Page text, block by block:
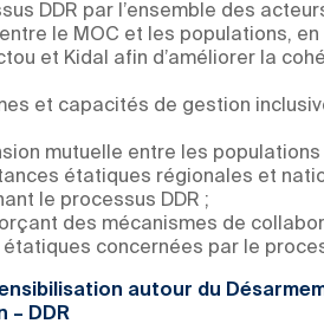
DDR par l’ensemble des
le MOC et les populations,
et Kidal afin d’améliorer la
et capacités de gestion
mutuelle entre les
étatiques régionales et
le processus DDR ;
des mécanismes de
concernées par le
autour du
– DDR